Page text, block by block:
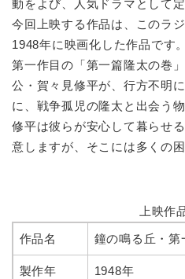
動をよび、人気ドラマとして定
今回上映する作品は、このラ
1948年に映画化した作品です。
第一作目の「第一篇隆太の巻
公・賀々見修平が、行方不明
に、戦争孤児の隆太と出会う物
修平は彼らが安心して暮らせ
意しますが、そこには多くの
上映作
作品名 鐘の鳴る丘・第
製作年 1948年